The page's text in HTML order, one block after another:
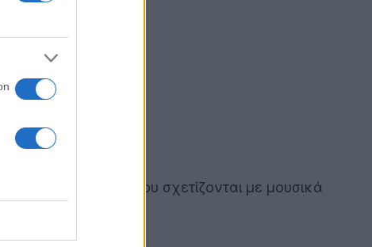
αναζητήσεις που σχετίζονται με μουσικά